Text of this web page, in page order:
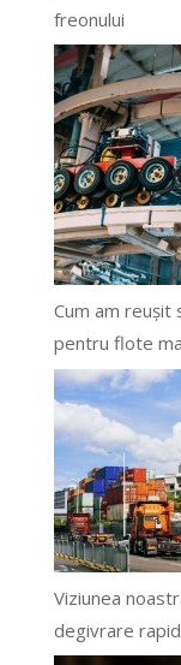
freonului
Cum am reușit
pentru flote
Viziunea
degivrare